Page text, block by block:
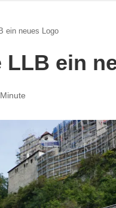
ein neues Logo
LLB ein